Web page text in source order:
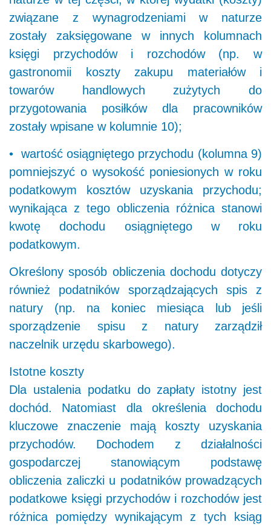
związane z wynagrodzeniami w naturze
zostały zaksięgowane w innych kolumnach
księgi przychodów i rozchodów (np. w
gastronomii koszty zakupu materiałów i
towarów handlowych zużytych do
przygotowania posiłków dla pracowników
zostały wpisane w kolumnie 10);
• wartość osiągniętego przychodu (kolumna 9)
pomniejszyć o wysokość poniesionych w roku
podatkowym kosztów uzyskania przychodu;
wynikająca z tego obliczenia różnica stanowi
kwotę dochodu osiągniętego w roku
podatkowym.
Określony sposób obliczenia dochodu dotyczy
również podatników sporządzających spis z
natury (np. na koniec miesiąca lub jeśli
sporządzenie spisu z natury zarządził
naczelnik urzędu skarbowego).
Istotne koszty
Dla ustalenia podatku do zapłaty istotny jest
dochód. Natomiast dla określenia dochodu
kluczowe znaczenie mają koszty uzyskania
przychodów. Dochodem z działalności
gospodarczej stanowiącym podstawę
obliczenia zaliczki u podatników prowadzących
podatkowe księgi przychodów i rozchodów jest
różnica pomiędzy wynikającym z tych ksiąg